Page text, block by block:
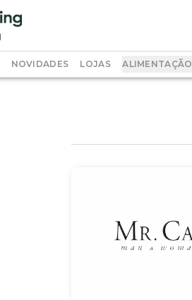
NOVIDADES LOJAS ALIMENTAÇÃO